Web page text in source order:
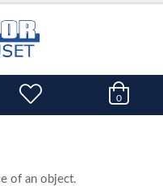
0
of an object.